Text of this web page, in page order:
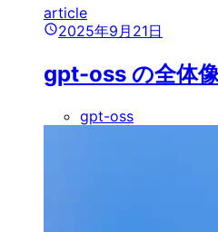
article
2025年9月21日
gpt-oss の全体
gpt-oss